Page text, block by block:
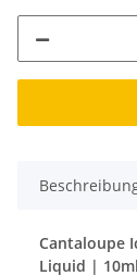
Cantaloupe
Liquid | 10ml